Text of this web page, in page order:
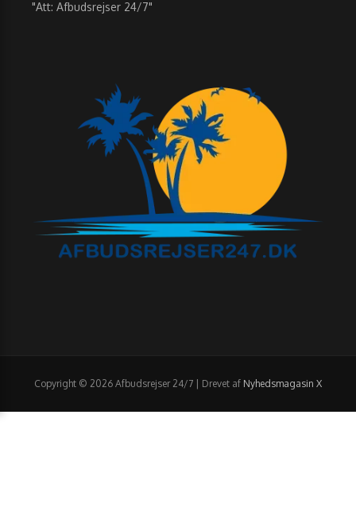
"Att: Afbudsrejser 24/7"
Copyright © 2026 Afbudsrejser 24/7 | Drevet af Nyhedsmagasin X